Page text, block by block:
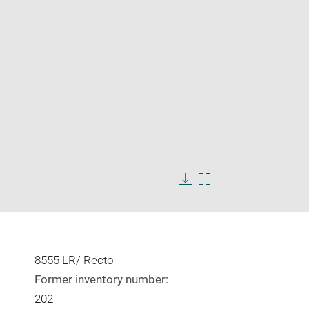
8555 LR/ Recto
Former inventory number:
202